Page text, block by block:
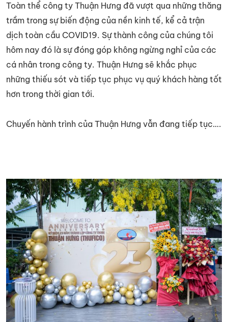
Toàn thể công ty Thuận Hưng đã vượt qua những thăng
trầm trong sự biến động của nền kinh tế, kể cả trận
dịch toàn cầu COVID19. Sự thành công của chúng tôi
hôm nay đó là sự đóng góp không ngừng nghỉ của các
cá nhân trong công ty. Thuận Hưng sẽ khắc phục
những thiếu sót và tiếp tục phục vụ quý khách hàng tốt
hơn trong thời gian tới.
Chuyến hành trình của Thuận Hưng vẫn đang tiếp tục….